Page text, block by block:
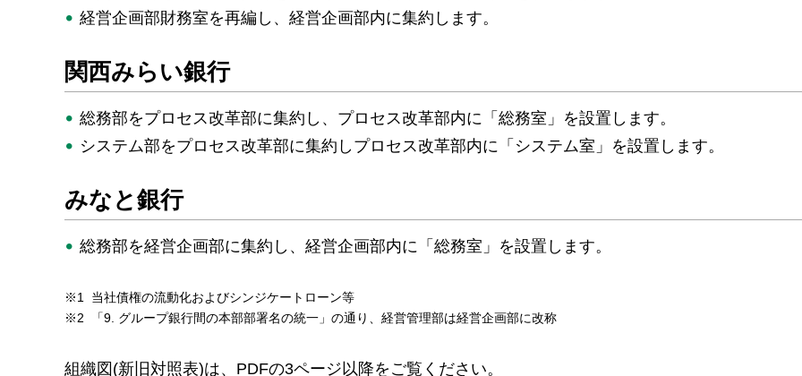
経営企画部財務室を再編し、経営企画部内に集約します。
関西みらい銀行
総務部をプロセス改革部に集約し、プロセス改革部内に「総務室」を設置します。
システム部をプロセス改革部に集約しプロセス改革部内に「システム室」を設置します。
みなと銀行
総務部を経営企画部に集約し、経営企画部内に「総務室」を設置します。
※1
当社債権の流動化およびシンジケートローン等
※2
「9. グループ銀行間の本部部署名の統一」の通り、経営管理部は経営企画部に改称
組織図(新旧対照表)は、PDFの3ページ以降をご覧ください。